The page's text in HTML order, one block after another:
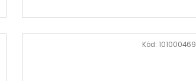
Kód: 101000469